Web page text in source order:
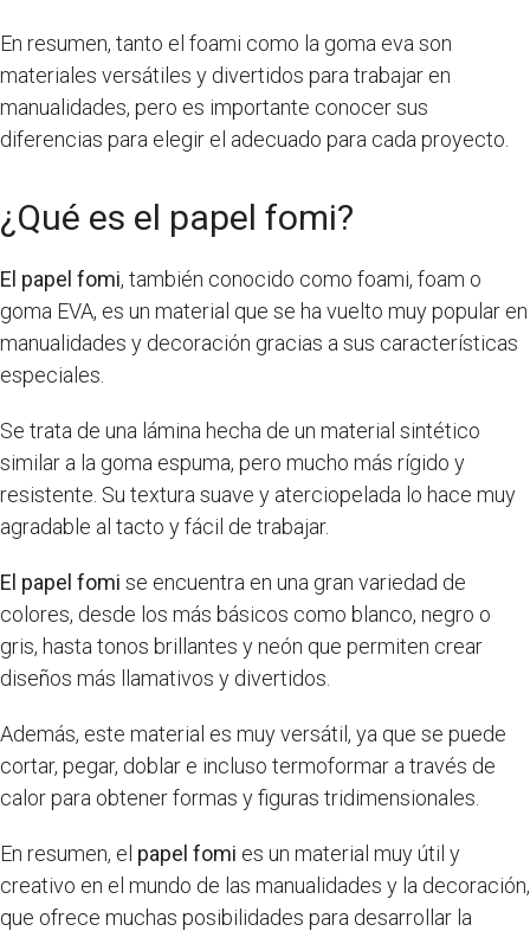
En resumen, tanto el foami como la goma eva son
materiales versátiles y divertidos para trabajar en
manualidades, pero es importante conocer sus
diferencias para elegir el adecuado para cada proyecto.
¿Qué es el papel fomi?
El papel fomi, también conocido como foami, foam o
goma EVA, es un material que se ha vuelto muy popular en
manualidades y decoración gracias a sus características
especiales.
Se trata de una lámina hecha de un material sintético
similar a la goma espuma, pero mucho más rígido y
resistente. Su textura suave y aterciopelada lo hace muy
agradable al tacto y fácil de trabajar.
El papel fomi se encuentra en una gran variedad de
colores, desde los más básicos como blanco, negro o
gris, hasta tonos brillantes y neón que permiten crear
diseños más llamativos y divertidos.
Además, este material es muy versátil, ya que se puede
cortar, pegar, doblar e incluso termoformar a través de
calor para obtener formas y figuras tridimensionales.
En resumen, el papel fomi es un material muy útil y
creativo en el mundo de las manualidades y la decoración,
que ofrece muchas posibilidades para desarrollar la